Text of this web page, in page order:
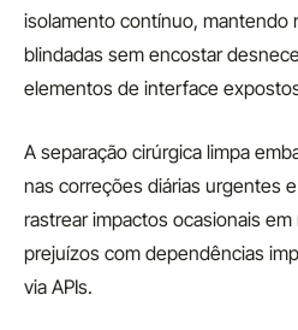
isolamento contínuo, mantendo
blindadas sem encostar
elementos de interface
A separação cirúrgica limpa
nas correções diárias urgentes
rastrear impactos ocasionais
prejuízos com dependências
via APIs.